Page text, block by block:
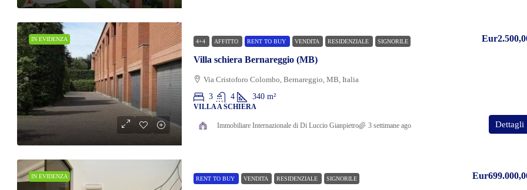
IN EVIDENZA 4+4 AFFITTO RENT TO BUY VENDITA RESIDENZIALE SIGNORILE
Villa schiera Bernareggio (MB)
Via Cristoforo Colombo, Bernareggio, MB, Italia
3
4 340 m²
VILLA A SCHIERA
Dettagli
Immobiliare Internazionale di Di Luccio Gianpietro 3 settimane ago
IN EVIDENZA RENT TO BUY VENDITA RESIDENZIALE SIGNORILE